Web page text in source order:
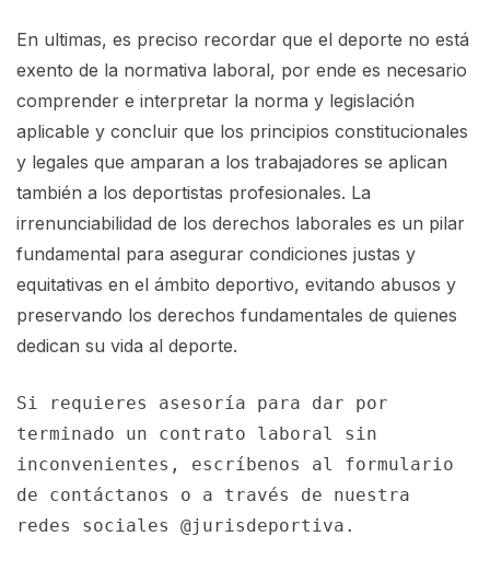
En ultimas, es preciso recordar que el deporte no está
exento de la normativa laboral, por ende es necesario
comprender e interpretar la norma y legislación
aplicable y concluir que los principios constitucionales
y legales que amparan a los trabajadores se aplican
también a los deportistas profesionales. La
irrenunciabilidad de los derechos laborales es un pilar
fundamental para asegurar condiciones justas y
equitativas en el ámbito deportivo, evitando abusos y
preservando los derechos fundamentales de quienes
dedican su vida al deporte.
Si requieres asesoría para dar por
terminado un contrato laboral sin
inconvenientes, escríbenos al formulario
de contáctanos o a través de nuestra
redes sociales @jurisdeportiva.